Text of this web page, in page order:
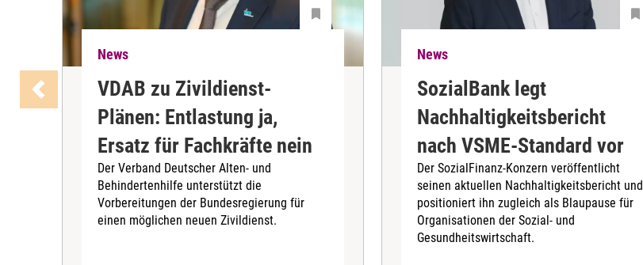
News
VDAB zu Zivildienst-
Plänen: Entlastung ja,
Ersatz für Fachkräfte nein
Der Verband Deutscher Alten- und
Behindertenhilfe unterstützt die
Vorbereitungen der Bundesregierung für
einen möglichen neuen Zivildienst.
News
SozialBank legt
Nachhaltigkeitsbericht
nach VSME-Standard vor
Der SozialFinanz-Konzern veröffentlicht
seinen aktuellen Nachhaltigkeitsbericht und
positioniert ihn zugleich als Blaupause für
Organisationen der Sozial- und
Gesundheitswirtschaft.